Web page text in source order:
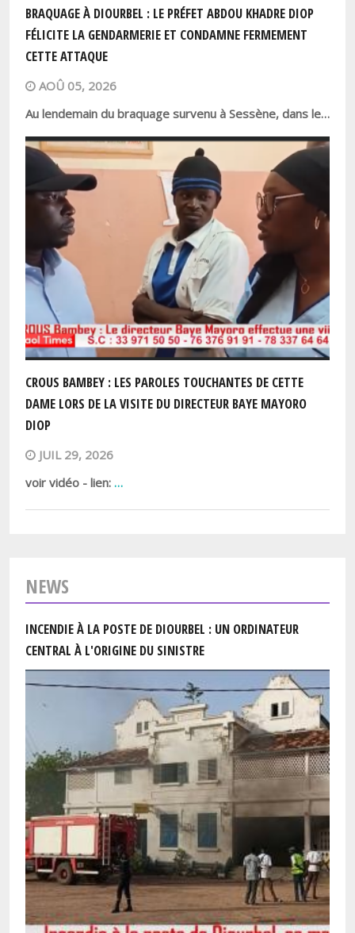
BRAQUAGE À DIOURBEL : LE PRÉFET ABDOU KHADRE DIOP
FÉLICITE LA GENDARMERIE ET CONDAMNE FERMEMENT
CETTE ATTAQUE
AOÛ 05, 2026
Au lendemain du braquage survenu à Sessène, dans le…
CROUS BAMBEY : LES PAROLES TOUCHANTES DE CETTE
DAME LORS DE LA VISITE DU DIRECTEUR BAYE MAYORO
DIOP
JUIL 29, 2026
voir vidéo - lien: …
NEWS
INCENDIE À LA POSTE DE DIOURBEL : UN ORDINATEUR
CENTRAL À L'ORIGINE DU SINISTRE